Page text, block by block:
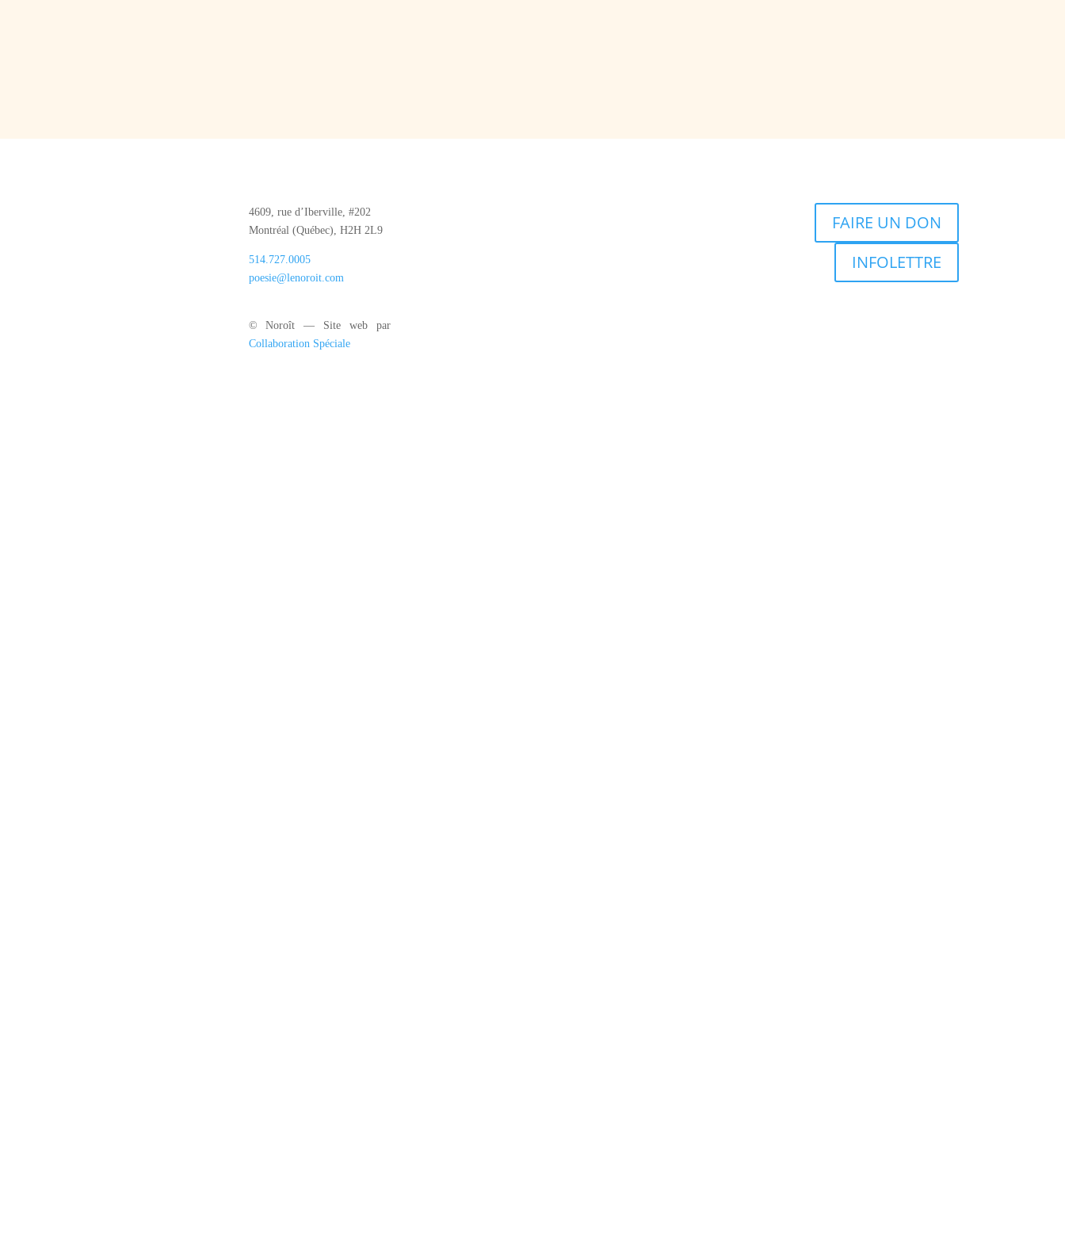
4609, rue d’Iberville, #202
Montréal (Québec), H2H 2L9
514.727.0005
poesie@lenoroit.com
© Noroît — Site web par
Collaboration Spéciale
FAIRE UN DON
INFOLETTRE